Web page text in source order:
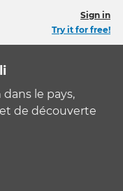
Sign in
Try it for free!
le pays,
de découverte